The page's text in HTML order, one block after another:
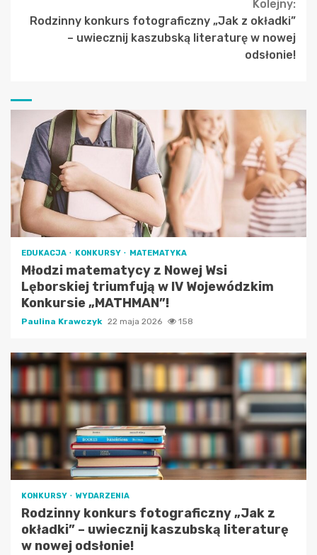
Kolejny:
Rodzinny konkurs fotograficzny „Jak z okładki”
– uwiecznij kaszubską literaturę w nowej
odsłonie!
EDUKACJA KONKURSY MATEMATYKA
Młodzi matematycy z Nowej Wsi
Lęborskiej triumfują w IV Wojewódzkim
Konkursie „MATHMAN”!
Paulina Krawczyk 22 maja 2026 158
KONKURSY WYDARZENIA
Rodzinny konkurs fotograficzny „Jak z
okładki” – uwiecznij kaszubską literaturę
w nowej odsłonie!